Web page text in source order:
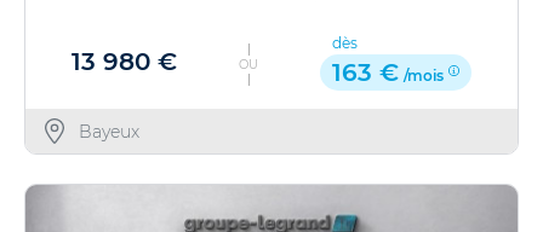
13 980 € OU
dès
163 € /mois
Bayeux